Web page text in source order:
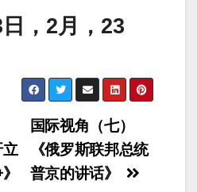
，2月，23
国际视角（七）
《俄罗斯联邦总统
普京的讲话》
立